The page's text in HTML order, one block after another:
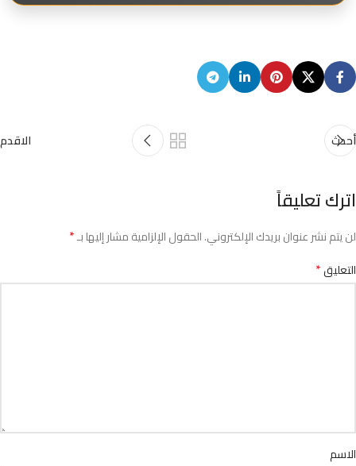
أحدث الاقدم
اترك تعليقاً
لن يتم نشر عنوان بريدك الإلكتروني.الحقول الإلزامية مشار إليها بـ*
التعليق*
الاسم